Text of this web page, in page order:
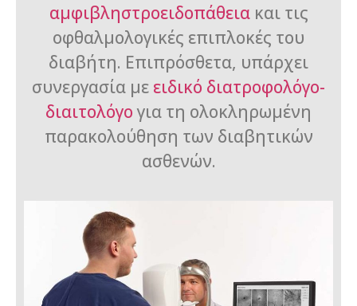
αμφιβληστροειδοπάθειακαι τις
οφθαλμολογικές επιπλοκές του
διαβήτη. Επιπρόσθετα, υπάρχει
συνεργασία με ειδικό διατροφολόγο-
διαιτολόγογια τη ολοκληρωμένη
παρακολούθηση των διαβητικών
ασθενών.